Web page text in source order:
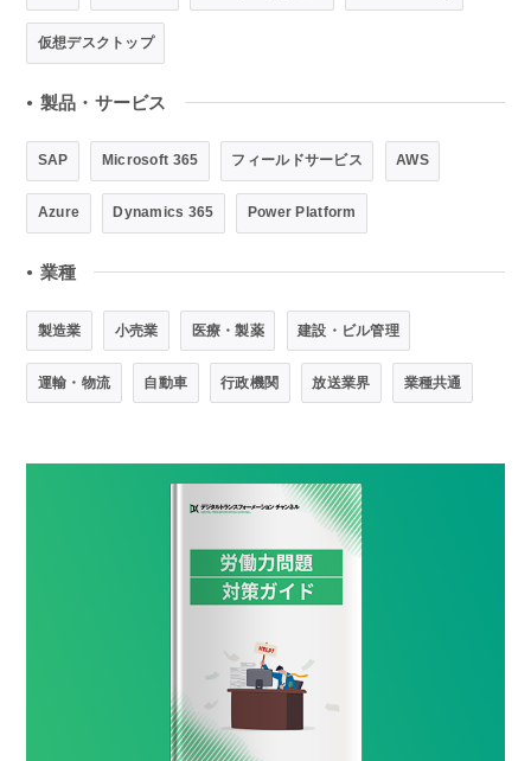
仮想デスクトップ
● 製品・サービス
SAP Microsoft 365 フィールドサービス AWS
Azure Dynamics 365 Power Platform
● 業種
製造業 小売業 医療・製薬 建設・ビル管理
運輸・物流 自動車 行政機関 放送業界 業種共通